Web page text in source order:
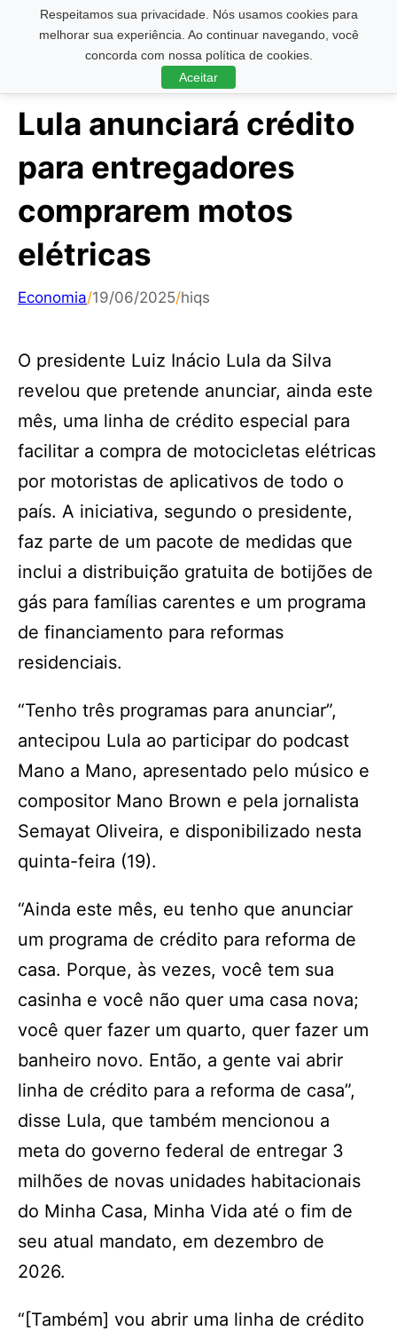
Respeitamos sua privacidade. Nós usamos cookies para
melhorar sua experiência. Ao continuar navegando, você
concorda com nossa política de cookies.
Aceitar
Pesquisar ...
Lula anunciará crédito
para entregadores
comprarem motos
elétricas
Economia/19/06/2025/hiqs
O presidente Luiz Inácio Lula da Silva
revelou que pretende anunciar, ainda este
mês, uma linha de crédito especial para
facilitar a compra de motocicletas elétricas
por motoristas de aplicativos de todo o
país. A iniciativa, segundo o presidente,
faz parte de um pacote de medidas que
inclui a distribuição gratuita de botijões de
gás para famílias carentes e um programa
de financiamento para reformas
residenciais.
“Tenho três programas para anunciar”,
antecipou Lula ao participar do podcast
Mano a Mano, apresentado pelo músico e
compositor Mano Brown e pela jornalista
Semayat Oliveira, e disponibilizado nesta
quinta-feira (19).
“Ainda este mês, eu tenho que anunciar
um programa de crédito para reforma de
casa. Porque, às vezes, você tem sua
casinha e você não quer uma casa nova;
você quer fazer um quarto, quer fazer um
banheiro novo. Então, a gente vai abrir
linha de crédito para a reforma de casa”,
disse Lula, que também mencionou a
meta do governo federal de entregar 3
milhões de novas unidades habitacionais
do Minha Casa, Minha Vida até o fim de
seu atual mandato, em dezembro de
2026.
“[Também] vou abrir uma linha de crédito